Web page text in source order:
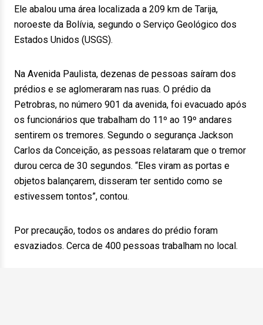
Ele abalou uma área localizada a 209 km de Tarija,
noroeste da Bolívia, segundo o Serviço Geológico dos
Estados Unidos (USGS).
Na Avenida Paulista, dezenas de pessoas saíram dos
prédios e se aglomeraram nas ruas. O prédio da
Petrobras, no número 901 da avenida, foi evacuado após
os funcionários que trabalham do 11º ao 19º andares
sentirem os tremores. Segundo o segurança Jackson
Carlos da Conceição, as pessoas relataram que o tremor
durou cerca de 30 segundos. “Eles viram as portas e
objetos balançarem, disseram ter sentido como se
estivessem tontos”, contou.
Por precaução, todos os andares do prédio foram
esvaziados. Cerca de 400 pessoas trabalham no local.